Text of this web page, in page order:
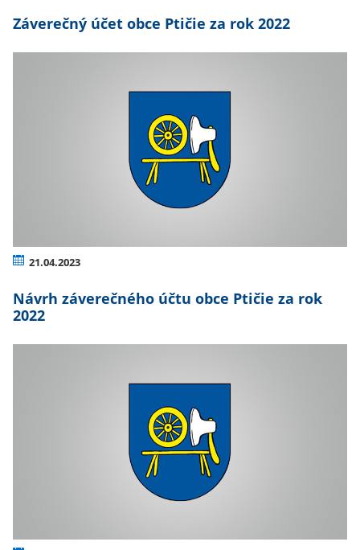
Záverečný účet obce Ptičie za rok 2022
21.04.2023
Návrh záverečného účtu obce Ptičie za rok
2022